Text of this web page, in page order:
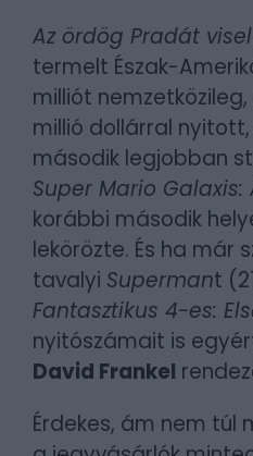
Az ördög Pradát visel
termelt Észak-
milliót
millió dollárral
második legjobban
Super Mario Galaxis:
korábbi második
lekörözte. És ha már
tavalyi Supermant
Fantasztikus 4-es:
nyitószámait is
David Frankel
Érdekes, ám nem túl